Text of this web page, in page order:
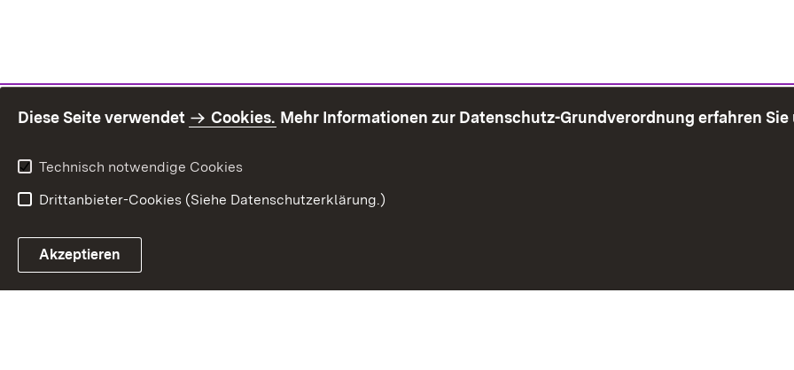
Diese Seite verwendet Cookies. Mehr Informationen zur Datenschutz-Grundverordnung erfahren Sie
Technisch notwendige Cookies
Drittanbieter-Cookies (Siehe Datenschutzerklärung.)
Akzeptieren